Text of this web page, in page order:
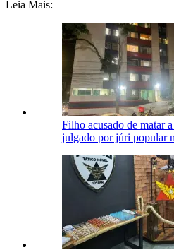
Leia Mais:
Filho acusado de matar
julgado por júri popular